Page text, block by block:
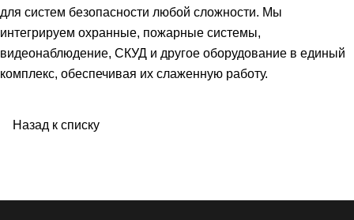
для систем безопасности любой сложности. Мы
интегрируем охранные, пожарные системы,
видеонаблюдение, СКУД и другое оборудование в единый
комплекс, обеспечивая их слаженную работу.
Назад к списку